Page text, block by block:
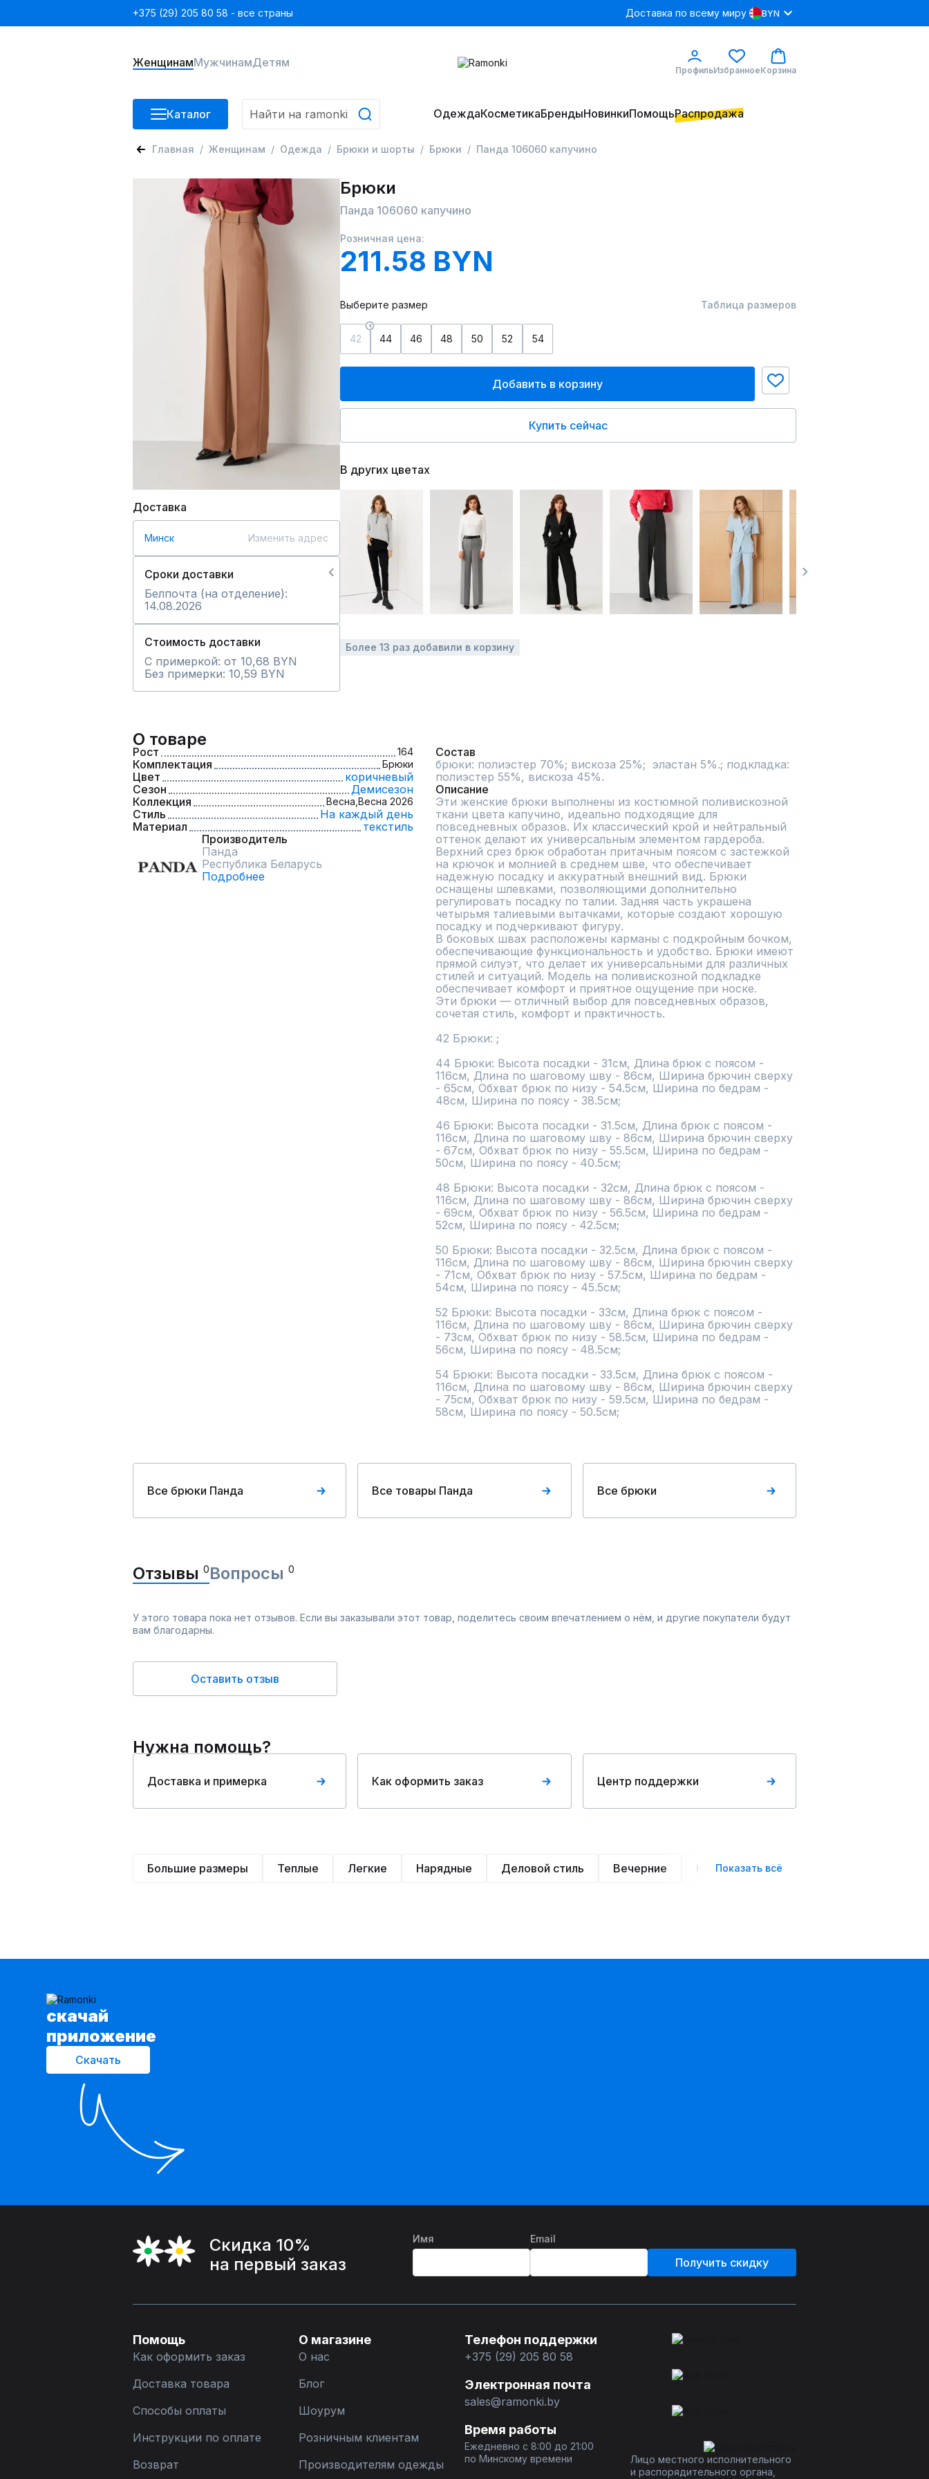
+375 (29) 205 80 58 - все страны Доставка по всему миру BYN
ЖенщинамМужчинамДетям
ПрофильИзбранноеКорзина
Каталог ОдеждаКосметикаБрендыНовинкиПомощьРаспродажа
Главная Женщинам Одежда Брюки и шорты Брюки Панда 106060 капучино
Доставка
Минск Изменить адрес
Сроки доставки
Белпочта (на отделение):
14.08.2026
Стоимость доставки
С примеркой: от 10,68 BYN
Без примерки: 10,59 BYN
Брюки
Панда 106060 капучино
Розничная цена:
211.58 BYN
Выберите размер Таблица размеров
42 44 46 48 50 52 54
Добавить в корзину
Купить сейчас
В других цветах
Более 13 раз добавили в корзину
О товаре
Рост 164
Комплектация Брюки
Цвет
коричневый
Сезон
Демисезон
Коллекция
Весна, Весна 2026
Стиль
На каждый день
Материал
текстиль
Производитель
Панда
Республика Беларусь
Подробнее
Состав
брюки: полиэстер 70%; вискоза 25%;  эластан 5%.; подкладка:
полиэстер 55%, вискоза 45%.
Описание
Эти женские брюки выполнены из костюмной поливискозной
ткани цвета капучино, идеально подходящие для
повседневных образов. Их классический крой и нейтральный
оттенок делают их универсальным элементом гардероба.
Верхний срез брюк обработан притачным поясом с застежкой
на крючок и молнией в среднем шве, что обеспечивает
надежную посадку и аккуратный внешний вид. Брюки
оснащены шлевками, позволяющими дополнительно
регулировать посадку по талии. Задняя часть украшена
четырьмя талиевыми вытачками, которые создают хорошую
посадку и подчеркивают фигуру.
В боковых швах расположены карманы с подкройным бочком,
обеспечивающие функциональность и удобство. Брюки имеют
прямой силуэт, что делает их универсальными для различных
стилей и ситуаций. Модель на поливискозной подкладке
обеспечивает комфорт и приятное ощущение при носке.
Эти брюки — отличный выбор для повседневных образов,
сочетая стиль, комфорт и практичность.
42 Брюки: ;
44 Брюки: Высота посадки - 31см, Длина брюк с поясом -
116см, Длина по шаговому шву - 86см, Ширина брючин сверху
- 65см, Обхват брюк по низу - 54.5см, Ширина по бедрам -
48см, Ширина по поясу - 38.5см;
46 Брюки: Высота посадки - 31.5см, Длина брюк с поясом -
116см, Длина по шаговому шву - 86см, Ширина брючин сверху
- 67см, Обхват брюк по низу - 55.5см, Ширина по бедрам -
50см, Ширина по поясу - 40.5см;
48 Брюки: Высота посадки - 32см, Длина брюк с поясом -
116см, Длина по шаговому шву - 86см, Ширина брючин сверху
- 69см, Обхват брюк по низу - 56.5см, Ширина по бедрам -
52см, Ширина по поясу - 42.5см;
50 Брюки: Высота посадки - 32.5см, Длина брюк с поясом -
116см, Длина по шаговому шву - 86см, Ширина брючин сверху
- 71см, Обхват брюк по низу - 57.5см, Ширина по бедрам -
54см, Ширина по поясу - 45.5см;
52 Брюки: Высота посадки - 33см, Длина брюк с поясом -
116см, Длина по шаговому шву - 86см, Ширина брючин сверху
- 73см, Обхват брюк по низу - 58.5см, Ширина по бедрам -
56см, Ширина по поясу - 48.5см;
54 Брюки: Высота посадки - 33.5см, Длина брюк с поясом -
116см, Длина по шаговому шву - 86см, Ширина брючин сверху
- 75см, Обхват брюк по низу - 59.5см, Ширина по бедрам -
58см, Ширина по поясу - 50.5см;
Все брюки Панда Все товары Панда Все брюки
Отзывы 0Вопросы 0
У этого товара пока нет отзывов. Если вы заказывали этот товар, поделитесь своим впечатлением о нём, и другие покупатели будут
вам благодарны.
Оставить отзыв
Нужна помощь?
Доставка и примерка Как оформить заказ Центр поддержки
Большие размеры Теплые Легкие Нарядные Деловой стиль Вечерние Классические
Показать всё
cкачай
приложение
Скачать
Скидка 10%
на первый заказ
Имя Email
Получить скидку
Помощь
Как оформить заказ
Доставка товара
Способы оплаты
Инструкции по оплате
Возврат
О магазине
О нас
Блог
Шоурум
Розничным клиентам
Производителям одежды
Телефон поддержки
+375 (29) 205 80 58
Электронная почта
sales@ramonki.by
Время работы
Ежедневно с 8:00 до 21:00
по Минскому времени
Лицо местного исполнительного
и распорядительного органа,